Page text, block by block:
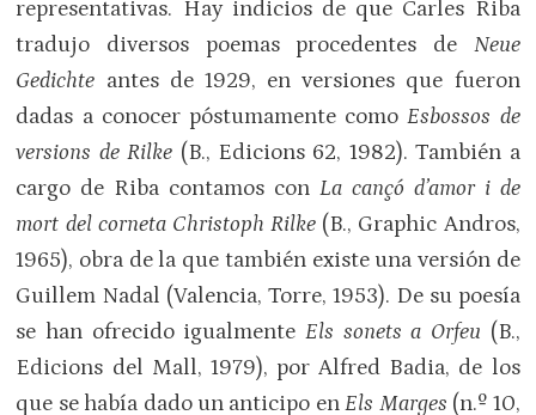
representativas. Hay indicios de que Carles Riba
tradujo diversos poemas procedentes de Neue
Gedichte antes de 1929, en versiones que fueron
dadas a conocer póstumamente comoEsbossos de
versions de Rilke (B., Edicions 62, 1982). También a
cargo de Riba contamos con La cançó d’amor i de
mort del corneta Christoph Rilke (B., Graphic Andros,
1965), obra de la que también existe una versión de
Guillem Nadal (Valencia, Torre, 1953). De su poesía
se han ofrecido igualmente Els sonets a Orfeu (B.,
Edicions del Mall, 1979), por Alfred Badia, de los
que se había dado un anticipo enEls Marges (n.º 10,